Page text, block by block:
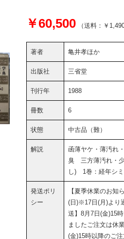
￥60,500 （送料：￥
著者 亀井孝ほか
出版社 三省堂
刊行年 1988
冊数 6
状態 中古品（難）
解説
函薄ヤケ・薄汚
臭 三方薄汚れ・
し) 1巻：経年シ
発送ポリ
シー
【夏季休業のお知
(日)※17日(月)より
送】8月7日(金)15
ましたご注文は休
(金)15時以降のご